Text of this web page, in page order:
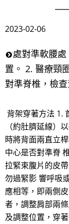
2023-02-06
處對準軟腰
置。 2. 醫療頸
對準脊椎，檢
背架穿著方法 1.
（約肚臍延線）
時將背面兩直立
中心是否對準脊
拉緊束腹片的皮
勿過緊影 響呼吸
應相等，即兩側
者，調整肩部兩
及調整位置，穿